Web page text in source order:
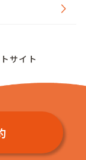
サイト